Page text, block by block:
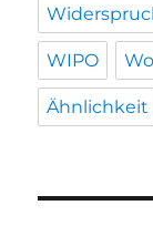
WIPO
Ähnlichkeit